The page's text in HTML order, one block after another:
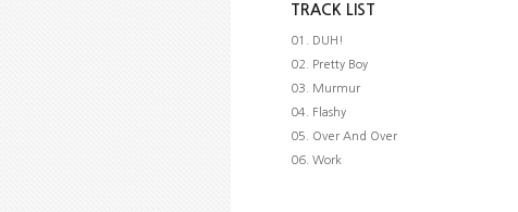
TRACK LIST
01. DUH!
02. Pretty Boy
03. Murmur
04. Flashy
05. Over And Over
06. Work